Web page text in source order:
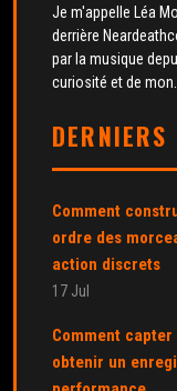
Je m'appelle Léa
derrière
par la musique
curiosité et de mon...
Comment
ordre des
action discrets
17 Jul
Comment
obtenir un